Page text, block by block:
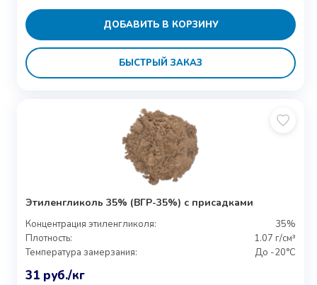
ДОБАВИТЬ В КОРЗИНУ
БЫСТРЫЙ ЗАКАЗ
Этиленгликоль 35% (ВГР-35%) с присадками
Концентрация этиленгликоля:
35%
Плотность:
1.07 г/см³
Температура замерзания:
До -20°C
31 руб./кг